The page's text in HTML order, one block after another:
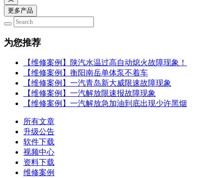
更多产品
为您推荐
【维修案例】陕汽水温过高自动熄火故障现象！
【维修案例】衡阳南岳单体泵不着车
【维修案例】一汽青岛新大威限速故障现象
【维修案例】一汽解放限速报故障现象
【维修案例】一汽解放急加油到底出现少许黑烟
所有文章
升级公告
软件下载
视频中心
资料下载
维修案例